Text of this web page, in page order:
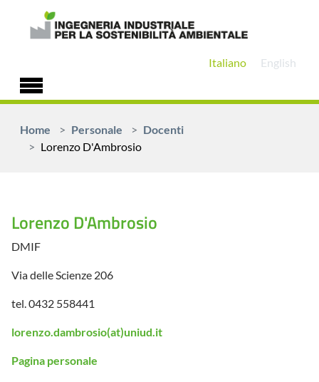
Skip to main content
Italiano English
Home
Personale
Docenti
Lorenzo D'Ambrosio
Lorenzo D'Ambrosio
DMIF
Via delle Scienze 206
tel. 0432 558441
lorenzo.dambrosio(at)uniud.it
Pagina personale